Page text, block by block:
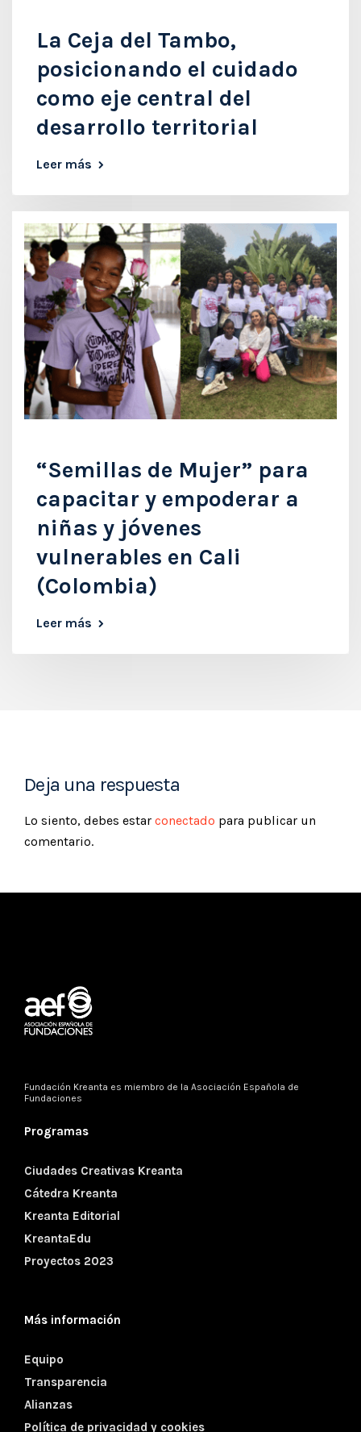
La Ceja del Tambo,
posicionando el cuidado
como eje central del
desarrollo territorial
Leer más
“Semillas de Mujer” para
capacitar y empoderar a
niñas y jóvenes
vulnerables en Cali
(Colombia)
Leer más
Deja una respuesta
Lo siento, debes estar conectado para publicar un
comentario.
Fundación Kreanta es miembro de la Asociación Española de
Fundaciones
Programas
Ciudades Creativas Kreanta
Cátedra Kreanta
Kreanta Editorial
KreantaEdu
Proyectos 2023
Más información
Equipo
Transparencia
Alianzas
Política de privacidad y cookies